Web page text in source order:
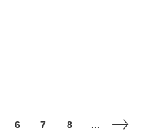
6 7 8 ... >